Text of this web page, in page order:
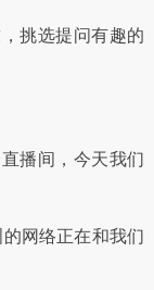
挑选提问有趣的
播间，今天我们
网络正在和我们